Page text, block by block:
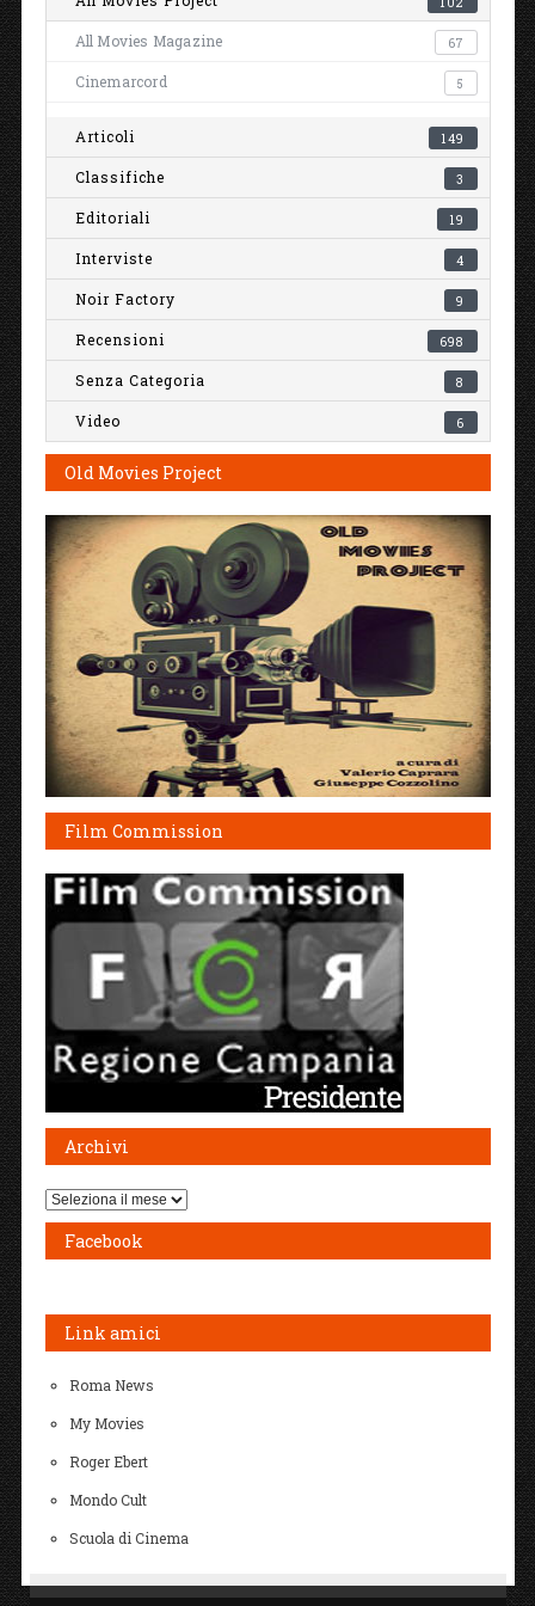
All Movies Magazine 67
Cinemarcord 5
Articoli 149
Classifiche 3
Editoriali 19
Interviste 4
Noir Factory 9
Recensioni 698
Senza Categoria 8
Video 6
Old Movies Project
Film Commission
Archivi
Archivi
Facebook
Link amici
Roma News
My Movies
Roger Ebert
Mondo Cult
Scuola di Cinema